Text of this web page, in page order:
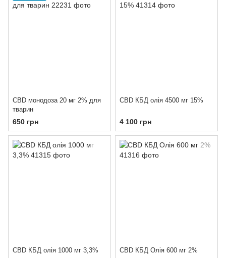
CBD монодоза 20 мг 2% для
тварин
650 грн
CBD КБД олія 4500 мг 15%
4 100 грн
CBD КБД олія 1000 мг 3,3% СBD КБД Олія 600 мг 2%